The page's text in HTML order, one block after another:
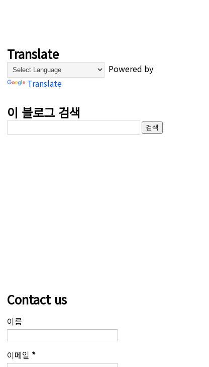
Translate
Powered by
Translate
이 블로그 검색
Contact us
이름
이메일 *